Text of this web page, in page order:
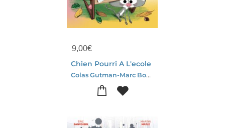
9,00€
Chien Pourri A L'ecole
Colas Gutman-Marc Boutavant